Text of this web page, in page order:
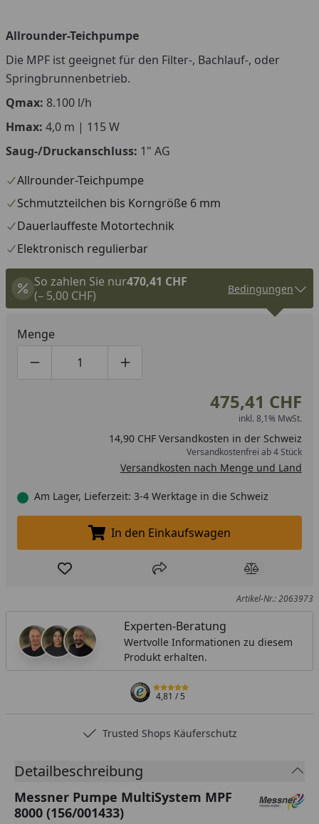
Allrounder-Teichpumpe
Die MPF ist geeignet für den Filter-, Bachlauf-, oder
Springbrunnenbetrieb.
Qmax: 8.100 l/h
Hmax: 4,0 m | 115 W
Saug-/Druckanschluss: 1" AG
Allrounder-Teichpumpe
Schmutzteilchen bis Korngröße 6 mm
Dauerlauffeste Motortechnik
Elektronisch regulierbar
So zahlen Sie nur470,41 CHF
(– 5,00 CHF)
Bedingungen
Menge
Produktmenge um eins verringern
Produktmenge manuell eingeben
Produktmenge um eins erhöhen
475,41 CHF
inkl. 8,1% MwSt.
14,90 CHF Versandkosten in der Schweiz
Versandkostenfrei ab 4 Stück
Versandkosten nach Menge und Land
Am Lager, Lieferzeit: 3-4 Werktage in die Schweiz
In den Einkaufswagen legen
In den Einkaufswagen
Produkt zur Wunschliste hinzufügen
Teilen Produkt
Artikel-Nr.: 2063973
Experten-Beratung
Wertvolle Informationen zu diesem
Produkt erhalten.
4,81/ 5
Trusted Shops Käuferschutz
Detailbeschreibung
Messner Pumpe MultiSystem MPF
8000 (156/001433)